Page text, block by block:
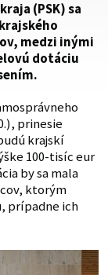
(PSK) sa
medzi inými
dotáciu
prinesie
krajskí
100-tisíc eur
by sa mala
ktorým
prípadne ich